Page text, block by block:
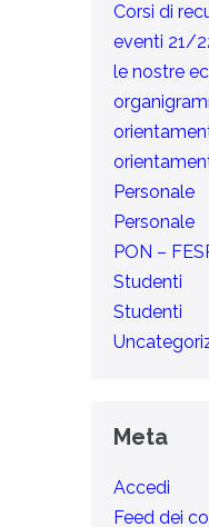
Corsi di
eventi 21/
le nostre
Personale
Personale
PON –
Studenti
Studenti
Meta
Accedi
Feed dei